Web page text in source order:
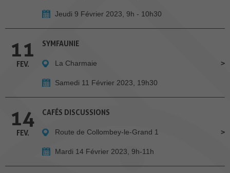
Jeudi 9 Février 2023, 9h - 10h30
11
FEV.
SYMFAUNIE
La Charmaie
Samedi 11 Février 2023, 19h30
14
FEV.
CAFÉS DISCUSSIONS
Route de Collombey-le-Grand 1
Mardi 14 Février 2023, 9h-11h